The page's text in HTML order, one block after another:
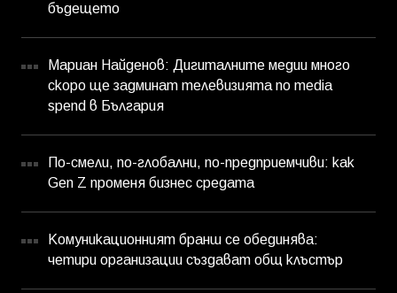
бъдещето
Мариан Найденов: Дигиталните медии много
скоро ще задминат телевизията по media
spend в България
По-смели, по-глобални, по-предприемчиви: как
Gen Z променя бизнес средата
Комуникационният бранш се обединява:
четири организации създават общ клъстър